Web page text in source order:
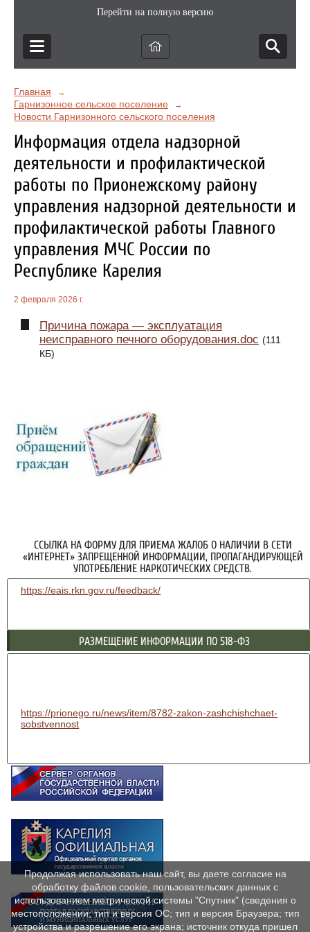
Перейти на полную версию
Главная →
Гарнизонное сельское поселение →
Новости Гарнизонного сельского поселения
Информация отдела надзорной
деятельности и профилактической
работы по Прионежскому району
управления надзорной деятельности и
профилактической работы Главного
управления МЧС России по
Республике Карелия
2 февраля 2026 г.
Причина пожара — эксплуатация
неисправного печного оборудования.doc (111
КБ)
ССЫЛКА НА ФОРМУ ДЛЯ ПРИЕМА ЖАЛОБ О НАЛИЧИИ В СЕТИ
«ИНТЕРНЕТ» ЗАПРЕЩЕННОЙ ИНФОРМАЦИИ, ПРОПАГАНДИРУЮЩЕЙ
УПОТРЕБЛЕНИЕ НАРКОТИЧЕСКИХ СРЕДСТВ.
https://eais.rkn.gov.ru/feedback/
РАЗМЕЩЕНИЕ ИНФОРМАЦИИ ПО 518-ФЗ
https://prionego.ru/news/item/8782-zakon-zashchishchaet-
sobstvennost
Продолжая использовать наш сайт, вы даете согласие на
обработку файлов cookie, пользовательских данных с
использованием метрической системы "Спутник" (сведения о
местоположении; тип и версия ОС; тип и версия Браузера; тип
устройства и разрешение его экрана; источник откуда пришел